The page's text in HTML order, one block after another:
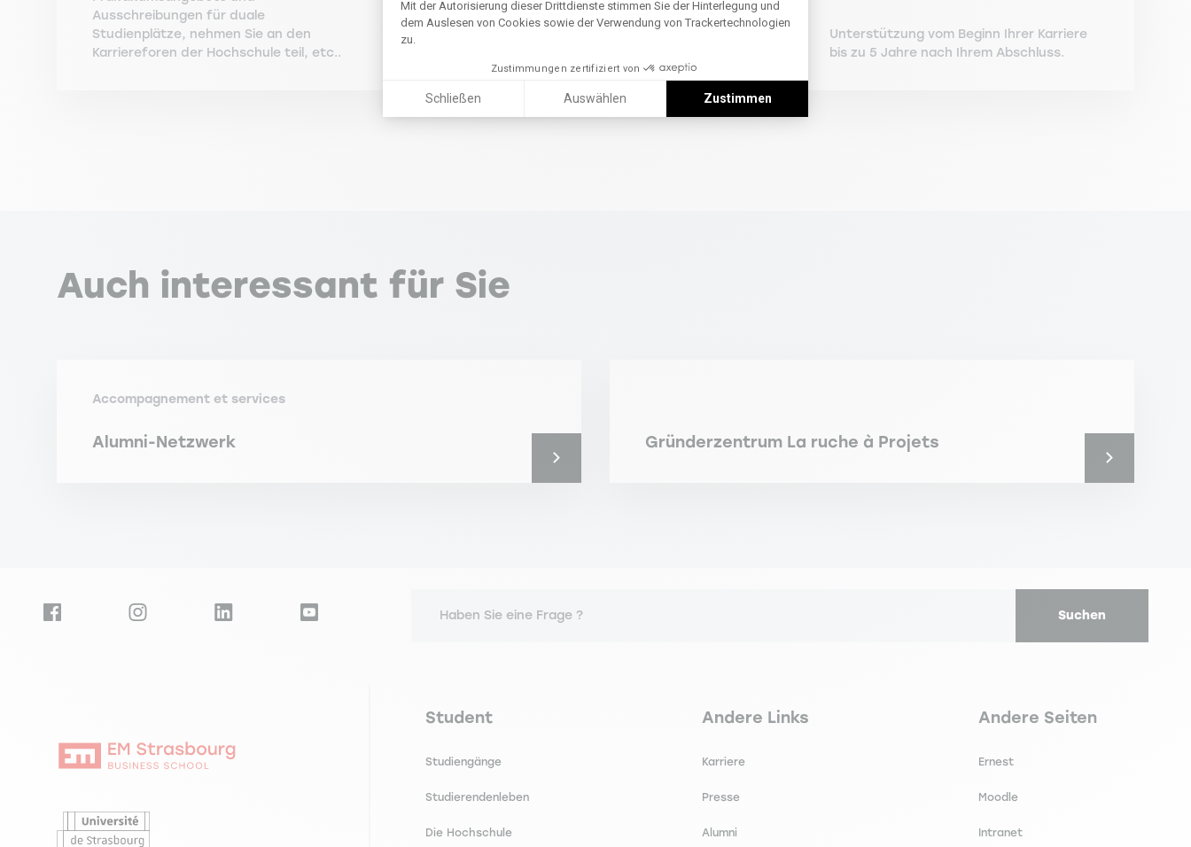
Mit der Autorisierung dieser Drittdienste stimmen Sie der Hinterlegung und
dem Auslesen von Cookies sowie der Verwendung von Trackertechnologien
zu.
Zustimmungen zertifiziert von
Schließen Auswählen Zustimmen
Ausschreibungen für duale
Studienplätze, nehmen Sie an den
Karriereforen der Hochschule teil, etc..
Ein engagiertes Team, das Sie bei der
Entwicklung Ihres beruflichen und
Unterstützung vom Beginn Ihrer Karriere
bis zu 5 Jahre nach Ihrem Abschluss.
Auch interessant für Sie
Accompagnement et services
Alumni-Netzwerk Gründerzentrum La ruche à Projets
Haben Sie eine Frage ? Suchen
Navigation principale footer
Student
Studiengänge
Studierendenleben
Die Hochschule
Navigation secondaire footer
Andere Links
Karriere
Presse
Alumni
Navigation tertiaire footer
Andere Seiten
Ernest
Moodle
Intranet